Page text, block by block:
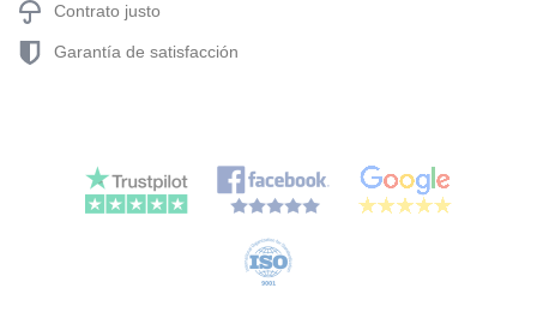
Contrato justo
Garantía de satisfacción